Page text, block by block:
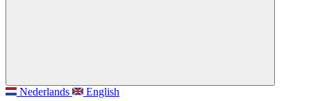
Nederlands English